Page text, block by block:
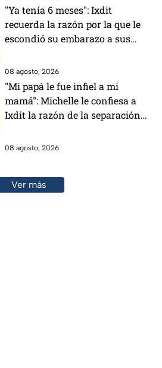
"Ya tenía 6 meses": Ixdit
recuerda la razón por la que le
escondió su embarazo a sus
(VIDEO)
08 agosto, 2026
"Mi papá le fue infiel a mi
mamá": Michelle le confiesa a
Ixdit la razón de la separación
24/7 (VIDEO)
08 agosto, 2026
Ver más